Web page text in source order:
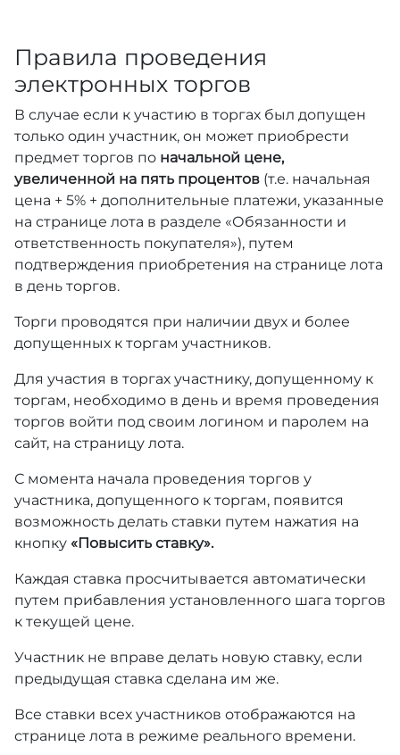
Правила проведения
электронных торгов
В случае если к участию в торгах был допущен
только один участник, он может приобрести
предмет торгов по начальной цене,
увеличенной на пять процентов (т.е. начальная
цена + 5% + дополнительные платежи, указанные
на странице лота в разделе «Обязанности и
ответственность покупателя»), путем
подтверждения приобретения на странице лота
в день торгов.
Торги проводятся при наличии двух и более
допущенных к торгам участников.
Для участия в торгах участнику, допущенному к
торгам, необходимо в день и время проведения
торгов войти под своим логином и паролем на
сайт, на страницу лота.
С момента начала проведения торгов у
участника, допущенного к торгам, появится
возможность делать ставки путем нажатия на
кнопку «Повысить ставку».
Каждая ставка просчитывается автоматически
путем прибавления установленного шага торгов
к текущей цене.
Участник не вправе делать новую ставку, если
предыдущая ставка сделана им же.
Все ставки всех участников отображаются на
странице лота в режиме реального времени.